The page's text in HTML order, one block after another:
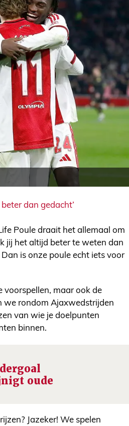
dan gedacht’
Poule draait het allemaal om
jij het altijd beter te weten dan
is onze poule echt iets voor
voorspellen, maar ook de
we rondom Ajaxwedstrijden
van wie je doelpunten
binnen.
oude
Jazeker! We spelen